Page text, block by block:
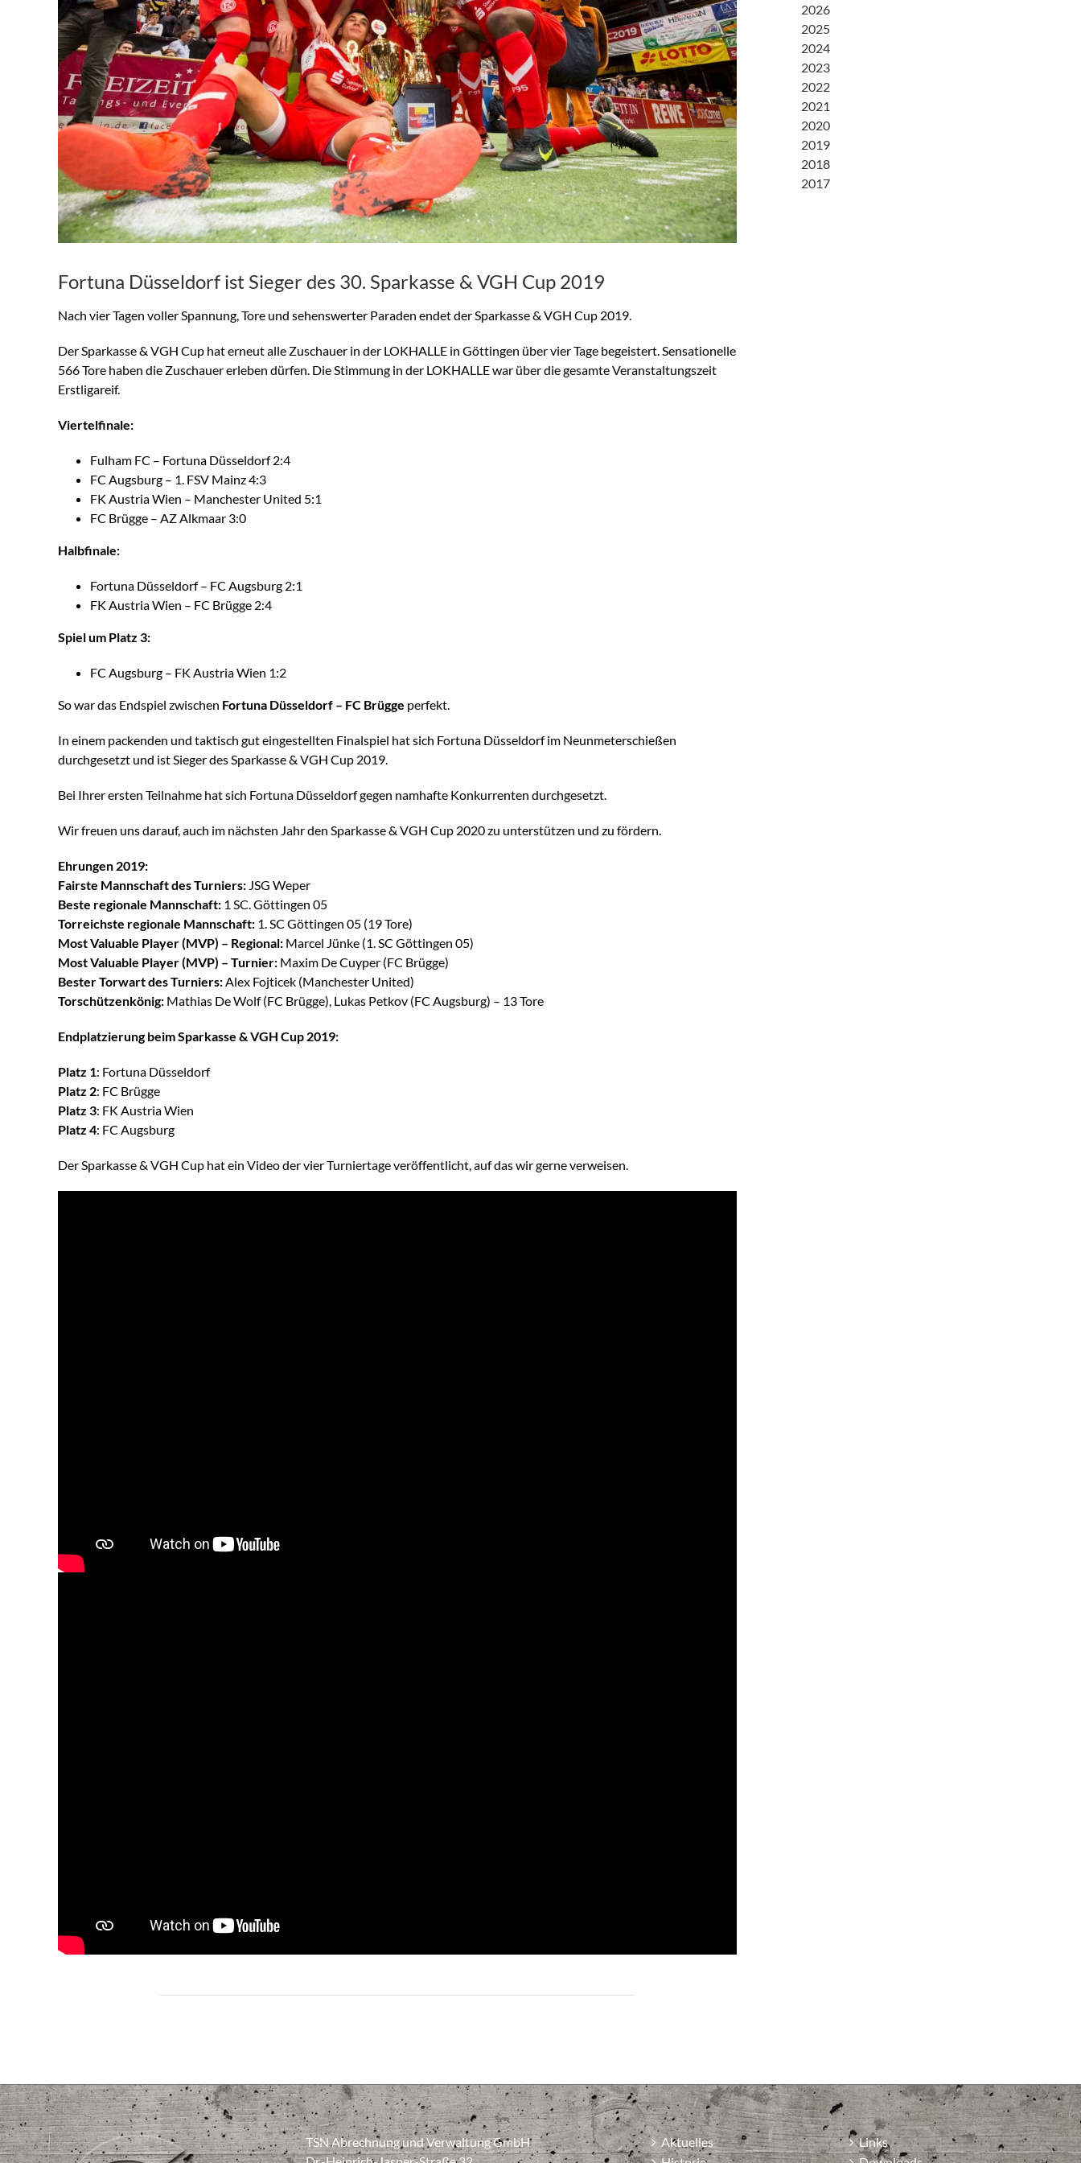
Fortuna Düsseldorf ist Sieger des 30. Sparkasse & VGH Cup 2019
Nach vier Tagen voller Spannung, Tore und sehenswerter Paraden endet der Sparkasse & VGH Cup 2019.
Der Sparkasse & VGH Cup hat erneut alle Zuschauer in der LOKHALLE in Göttingen über vier Tage begeistert. Sensationelle
566 Tore haben die Zuschauer erleben dürfen. Die Stimmung in der LOKHALLE war über die gesamte Veranstaltungszeit
Erstligareif.
Viertelfinale:
Fulham FC – Fortuna Düsseldorf 2:4
FC Augsburg – 1. FSV Mainz 4:3
FK Austria Wien – Manchester United 5:1
FC Brügge – AZ Alkmaar 3:0
Halbfinale:
Fortuna Düsseldorf – FC Augsburg 2:1
FK Austria Wien – FC Brügge 2:4
Spiel um Platz 3:
FC Augsburg – FK Austria Wien 1:2
So war das Endspiel zwischen Fortuna Düsseldorf – FC Brügge perfekt.
In einem packenden und taktisch gut eingestellten Finalspiel hat sich Fortuna Düsseldorf im Neunmeterschießen
durchgesetzt und ist Sieger des Sparkasse & VGH Cup 2019.
Bei Ihrer ersten Teilnahme hat sich Fortuna Düsseldorf gegen namhafte Konkurrenten durchgesetzt.
Wir freuen uns darauf, auch im nächsten Jahr den Sparkasse & VGH Cup 2020 zu unterstützen und zu fördern.
Ehrungen 2019:
Fairste Mannschaft des Turniers: JSG Weper
Beste regionale Mannschaft: 1 SC. Göttingen 05
Torreichste regionale Mannschaft: 1. SC Göttingen 05 (19 Tore)
Most Valuable Player (MVP) – Regional: Marcel Jünke (1. SC Göttingen 05)
Most Valuable Player (MVP) – Turnier: Maxim De Cuyper (FC Brügge)
Bester Torwart des Turniers: Alex Fojticek (Manchester United)
Torschützenkönig: Mathias De Wolf (FC Brügge), Lukas Petkov (FC Augsburg) – 13 Tore
Endplatzierung beim Sparkasse & VGH Cup 2019:
Platz 1: Fortuna Düsseldorf
Platz 2: FC Brügge
Platz 3: FK Austria Wien
Platz 4: FC Augsburg
Der Sparkasse & VGH Cup hat ein Video der vier Turniertage veröffentlicht, auf das wir gerne verweisen.
2026
2025
2024
2023
2022
2021
2020
2019
2018
2017
TSN Abrechnung und Verwaltung GmbH
Aktuelles
Links